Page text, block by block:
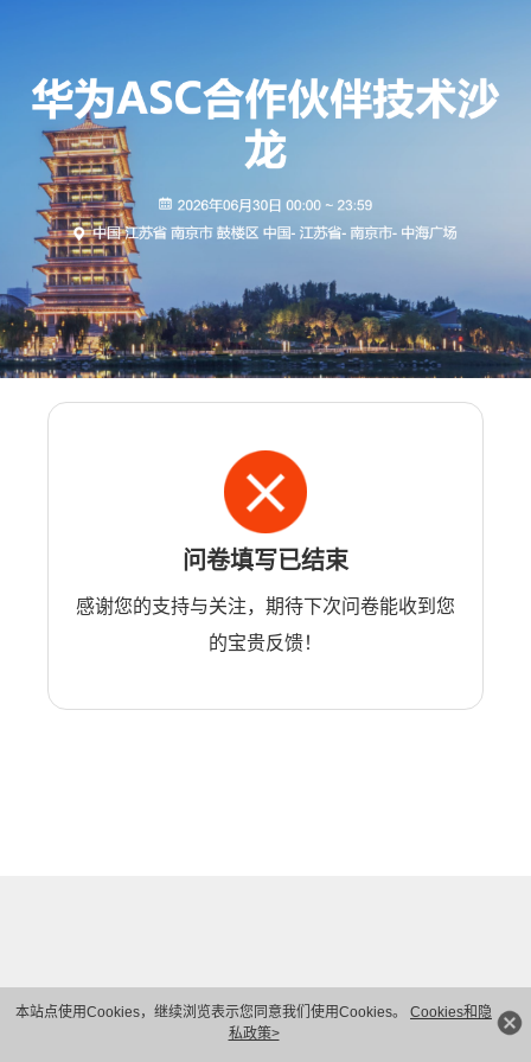
本站点使用Cookies，继续浏览表示您同意我们使用Cookies。 Cookies和隐
私政策>
问卷填写已结束
感谢您的支持与关注，期待下次问卷能收到您
的宝贵反馈！